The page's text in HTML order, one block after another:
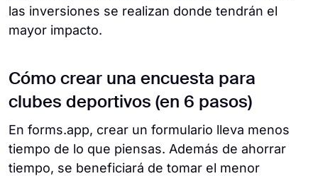
las inversiones se realizan donde tendrán el
mayor impacto.
Cómo crear una encuesta para
clubes deportivos (en 6 pasos)
En forms.app, crear un formulario lleva menos
tiempo de lo que piensas. Además de ahorrar
tiempo, se beneficiará de tomar el menor